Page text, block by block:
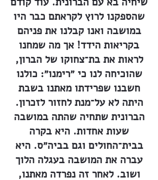
שהספקנו לרוץ לקראתם כבר היו
במושבה ואנו קבלנו את פניהם
בקריאות הידד! אך מה שמחנו
לראות את בת־צחוקו של הברון,
שהוכיחה לנו כי ״רימנו״: כולנו
חשבנו שפרידתו מאתנו בשבת
היתה לא על־מנת לחזור לזכרון.
הברונית שתחיה שהתה במושבה
שעות אחדות. היא בקרה
בבית־החולים וגם בביה״ס. היא
עברה את המושבה בעגלה הלוך
ושוב. לאחר זה נפרדה מאתנו,